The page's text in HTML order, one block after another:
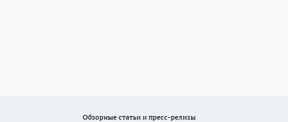
Обзорные статьи и пресс-релизы